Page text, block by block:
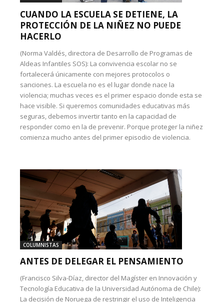
CUANDO LA ESCUELA SE DETIENE, LA
PROTECCIÓN DE LA NIÑEZ NO PUEDE
HACERLO
(Norma Valdés, directora de Desarrollo de Programas de
Aldeas Infantiles SOS): La convivencia escolar no se
fortalecerá únicamente con mejores protocolos o
sanciones. La escuela no es el lugar donde nace la
violencia; muchas veces es el primer espacio donde esta se
hace visible. Si queremos comunidades educativas más
seguras, debemos invertir tanto en la capacidad de
responder como en la de prevenir. Porque proteger la niñez
comienza mucho antes del primer episodio de violencia.
COLUMNISTAS
ANTES DE DELEGAR EL PENSAMIENTO
(Francisco Silva-Díaz, director del Magíster en Innovación y
Tecnología Educativa de la Universidad Autónoma de Chile):
La decisión de Noruega de restringir el uso de Inteligencia